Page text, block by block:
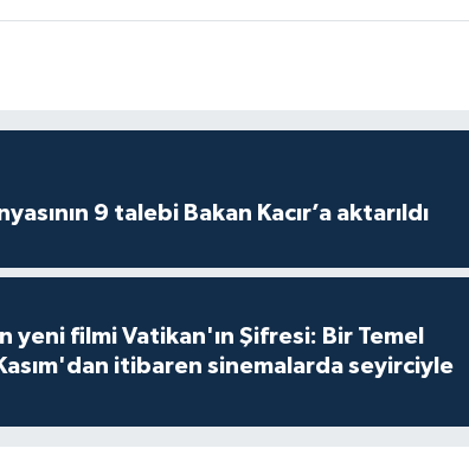
9 talebi Bakan Kacır’a aktarıldı
yeni filmi Vatikan'ın Şifresi: Bir Temel
itibaren sinemalarda seyirciyle